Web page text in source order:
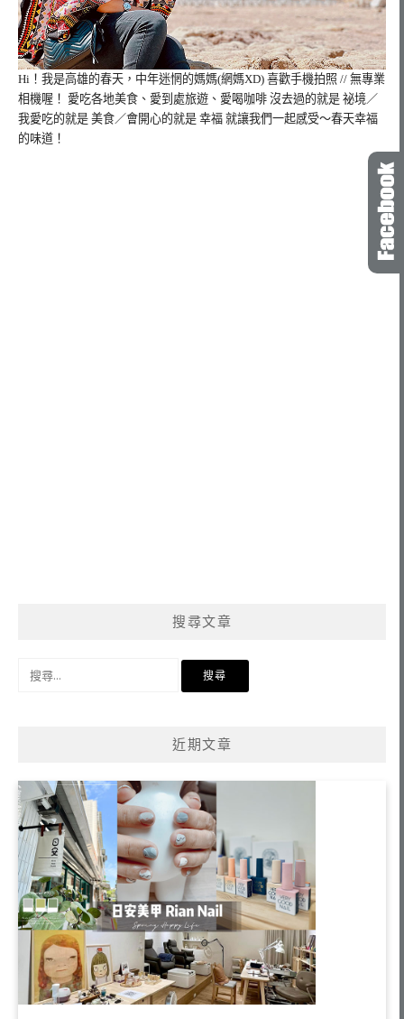
Hi！我是高雄的春天， 中年迷惘的媽媽(網媽XD) 喜歡手機拍照 // 無專業
相機喔！ 愛吃各地美食、愛到處旅遊、愛喝咖啡 沒去過的就是 祕境／
我愛吃的就是 美食／會開心的就是 幸福 就讓我們一起感受～春天幸福
的味道！
搜尋文章
近期文章